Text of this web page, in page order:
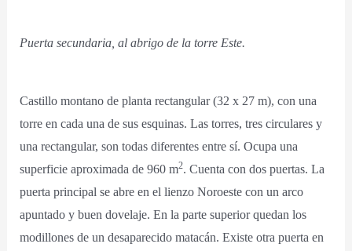
Puerta secundaria, al abrigo de la torre Este.
Castillo montano de planta rectangular (32 x 27 m), con una
torre en cada una de sus esquinas. Las torres, tres circulares y
una rectangular, son todas diferentes entre sí. Ocupa una
superficie aproximada de 960 m2. Cuenta con dos puertas. La
puerta principal se abre en el lienzo Noroeste con un arco
apuntado y buen dovelaje. En la parte superior quedan los
modillones de un desaparecido matacán. Existe otra puerta en